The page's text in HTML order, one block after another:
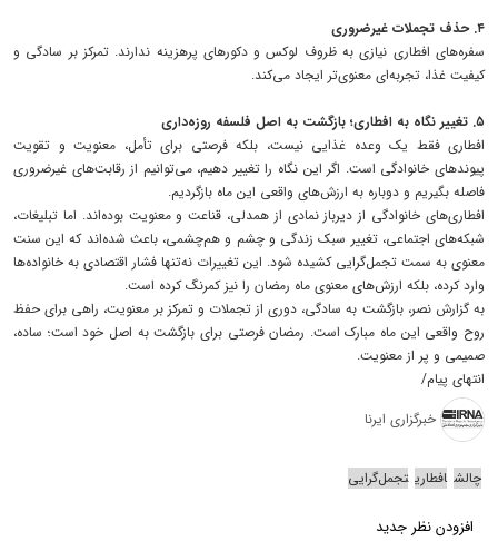
۴. حذف تجملات غیرضروری
سفره‌های افطاری نیازی به ظروف لوکس و دکورهای پرهزینه ندارند. تمرکز بر سادگی و
کیفیت غذا، تجربه‌ای معنوی‌تر ایجاد می‌کند.
۵. تغییر نگاه به افطاری؛ بازگشت به اصل فلسفه روزه‌داری
افطاری فقط یک وعده غذایی نیست، بلکه فرصتی برای تأمل، معنویت و تقویت
پیوندهای خانوادگی است. اگر این نگاه را تغییر دهیم، می‌توانیم از رقابت‌های غیرضروری
فاصله بگیریم و دوباره به ارزش‌های واقعی این ماه بازگردیم.
افطاری‌های خانوادگی از دیرباز نمادی از همدلی، قناعت و معنویت بوده‌اند. اما تبلیغات،
شبکه‌های اجتماعی، تغییر سبک زندگی و چشم و هم‌چشمی، باعث شده‌اند که این سنت
معنوی به سمت تجمل‌گرایی کشیده شود. این تغییرات نه‌تنها فشار اقتصادی به خانواده‌ها
وارد کرده، بلکه ارزش‌های معنوی ماه رمضان را نیز کمرنگ کرده است.
به گزارش نصر، بازگشت به سادگی، دوری از تجملات و تمرکز بر معنویت، راهی برای حفظ
روح واقعی این ماه مبارک است. رمضان فرصتی برای بازگشت به اصل خود است؛ ساده،
صمیمی و پر از معنویت.
انتهای پیام/
خبرگزاری ایرنا
چالش افطاری تجمل‌گرایی
افزودن نظر جدید